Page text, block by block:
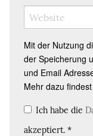
Mit der Nutzung
der Speicherung
und Email
Mehr dazu
Ich habe die
akzeptiert. *